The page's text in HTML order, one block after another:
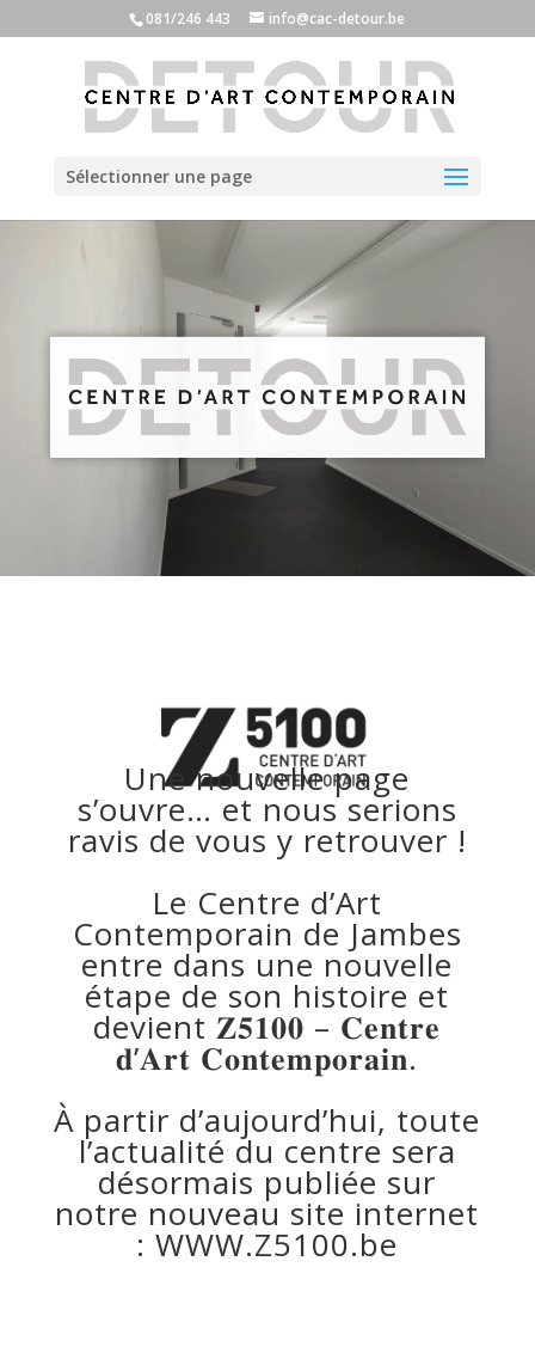
081/246 443 info@cac-detour.be
Sélectionner une page
Une nouvelle page
s’ouvre… et nous serions
ravis de vous y retrouver !
Le Centre d’Art
Contemporain de Jambes
entre dans une nouvelle
étape de son histoire et
devient 𝐙𝟓𝟏𝟎𝟎 – 𝐂𝐞𝐧𝐭𝐫𝐞
𝐝’𝐀𝐫𝐭 𝐂𝐨𝐧𝐭𝐞𝐦𝐩𝐨𝐫𝐚𝐢𝐧.
À partir d’aujourd’hui, toute
l’actualité du centre sera
désormais publiée sur
notre nouveau site internet
:WWW.Z5100.be